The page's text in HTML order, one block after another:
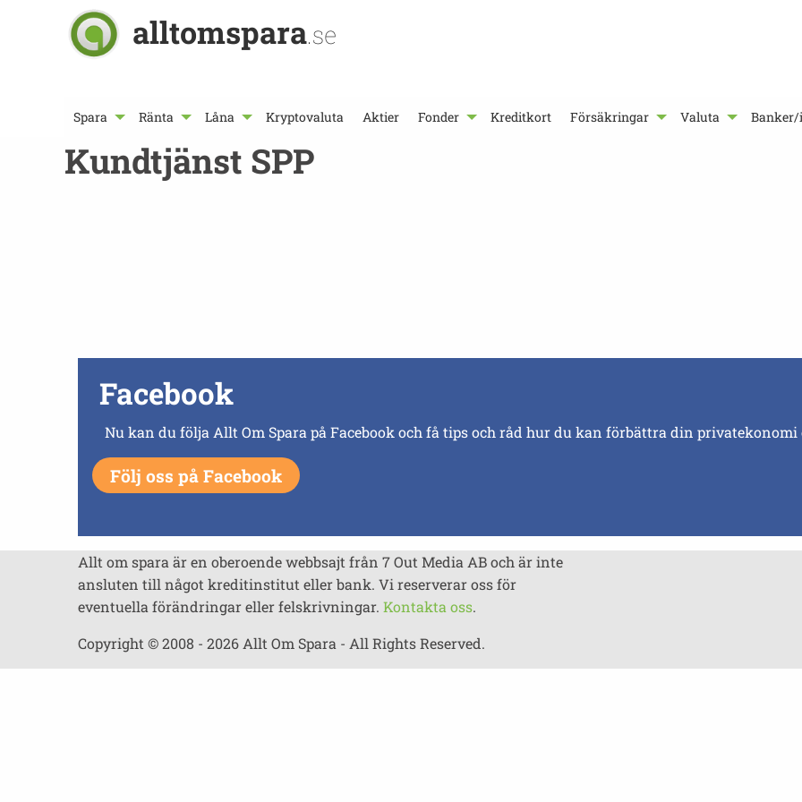
alltomspara.se
Spara Ränta Låna Kryptovaluta Aktier Fonder Kreditkort Försäkringar Valuta
Kundtjänst SPP
Facebook
Nu kan du följa Allt Om Spara på Facebook och få tips och råd hur du kan förbättra din
Följ oss på Facebook
Allt om spara är en oberoende webbsajt från 7 Out Media AB och är inte
ansluten till något kreditinstitut eller bank. Vi reserverar oss för
eventuella förändringar eller felskrivningar. Kontakta oss.
Copyright © 2008 - 2026 Allt Om Spara - All Rights Reserved.